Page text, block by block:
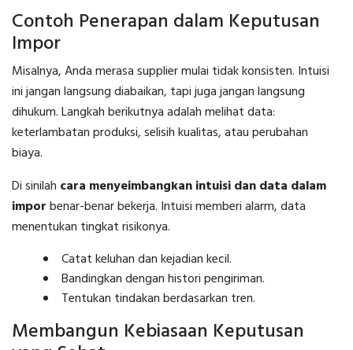
Contoh Penerapan dalam Keputusan
Impor
Misalnya, Anda merasa supplier mulai tidak konsisten. Intuisi
ini jangan langsung diabaikan, tapi juga jangan langsung
dihukum. Langkah berikutnya adalah melihat data:
keterlambatan produksi, selisih kualitas, atau perubahan
biaya.
Di sinilah cara menyeimbangkan intuisi dan data dalam
imporbenar-benar bekerja. Intuisi memberi alarm, data
menentukan tingkat risikonya.
Catat keluhan dan kejadian kecil.
Bandingkan dengan histori pengiriman.
Tentukan tindakan berdasarkan tren.
Membangun Kebiasaan Keputusan